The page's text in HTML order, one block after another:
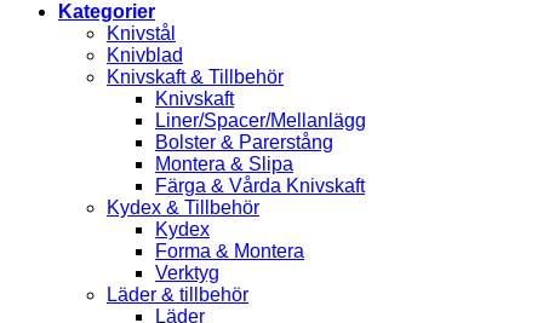
Kategorier
Knivstål
Knivblad
Knivskaft & Tillbehör
Knivskaft
Liner/Spacer/Mellanlägg
Bolster & Parerstång
Montera & Slipa
Färga & Vårda Knivskaft
Kydex & Tillbehör
Kydex
Forma & Montera
Verktyg
Läder & tillbehör
Läder